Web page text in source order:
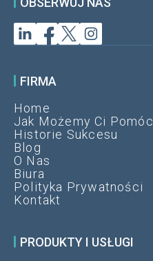
FIRMA
Home
Jak Możemy Ci Pomóc
Historie Sukcesu
Blog
O Nas
Biura
Polityka Prywatności
Kontakt
PRODUKTY I USŁUGI